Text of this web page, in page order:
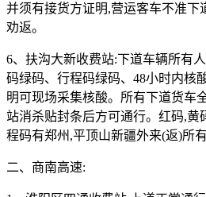
并须有接货方证明,营运客车不准下
劝返。
6、扶沟大新收费站:下道车辆所有
码绿码、行程码绿码、48小时内核
明可现场采集核酸。所有下道货车
站消杀贴封条后方可通行。红码,黄
程码有郑州,平顶山新疆外来(返)所
二、商南高速: